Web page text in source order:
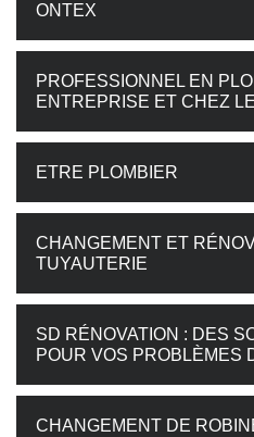
ONTEX
PROFESSIONNEL EN
ENTREPRISE ET CHEZ
ETRE PLOMBIER
CHANGEMENT ET
TUYAUTERIE
SD RÉNOVATION : DES
POUR VOS PROBLÈMES
CHANGEMENT DE